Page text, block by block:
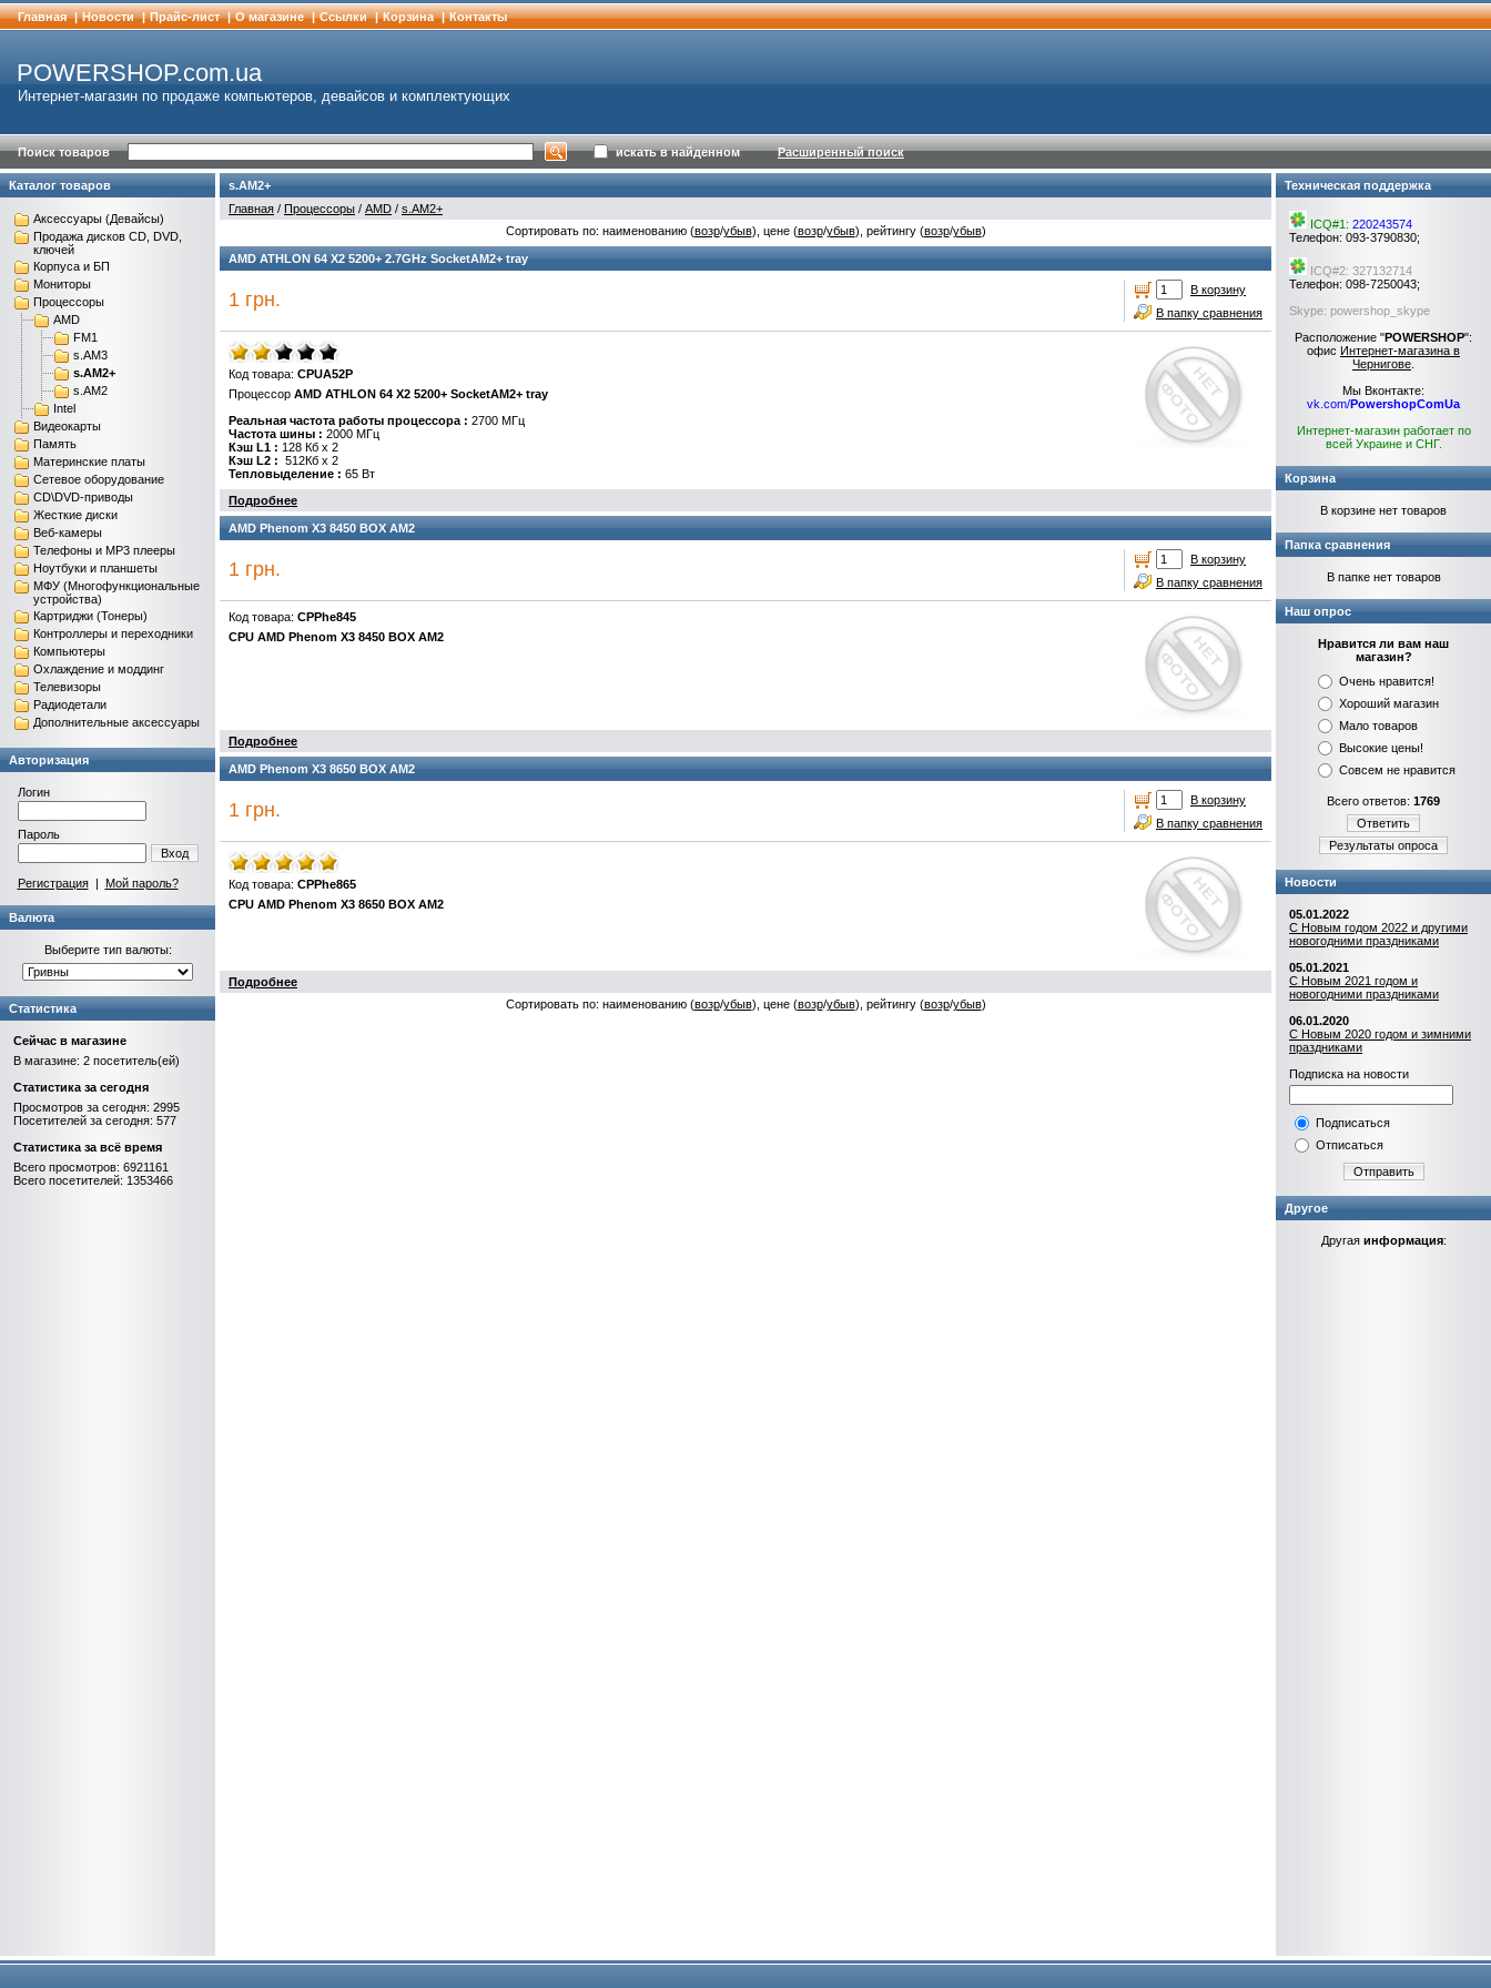
Главная | Новости | Прайс-лист | О магазине | Cсылки | Корзина | Контакты
POWERSHOP.com.ua
Интернет-магазин по продаже компьютеров, девайсов и комплектующих
Поиск товаров искать в найденном Расширенный поиск
Каталог товаров
Аксессуары (Девайсы)
Продажа дисков CD, DVD,
ключей
Корпуса и БП
Мониторы
Процессоры
AMD
FM1
s.AM3
s.AM2+
s.AM2
Intel
Видеокарты
Память
Материнские платы
Сетевое оборудование
CD\DVD-приводы
Жесткие диски
Веб-камеры
Телефоны и MP3 плееры
Ноутбуки и планшеты
МФУ (Многофункциональные
устройства)
Картриджи (Тонеры)
Контроллеры и переходники
Компьютеры
Охлаждение и моддинг
Телевизоры
Радиодетали
Дополнительные аксессуары
Авторизация
Логин
Пароль
Вход
Регистрация| Мой пароль?
Валюта
Выберите тип валюты:
Статистика
Сейчас в магазине
В магазине: 2 посетитель(ей)
Статистика за сегодня
Просмотров за сегодня: 2995
Посетителей за сегодня: 577
Статистика за всё время
Всего просмотров: 6921161
Всего посетителей: 1353466
s.AM2+
Главная / Процессоры / AMD / s.AM2+
Сортировать по: наименованию (возр/убыв), цене (возр/убыв), рейтингу (возр/убыв)
AMD ATHLON 64 Х2 5200+ 2.7GHz SocketAM2+ tray
1 грн.
В корзину
В папку сравнения
Код товара: CPUA52P
Процессор AMD ATHLON 64 Х2 5200+ SocketAM2+ tray
Реальная частота работы процессора : 2700 МГц
Частота шины : 2000 МГц
Кэш L1 : 128 Кб x 2
Кэш L2 : 512Кб x 2
Тепловыделение : 65 Вт
Подробнее
AMD Phenom X3 8450 BOX AM2
1 грн.
В корзину
В папку сравнения
Код товара: CPPhe845
CPU AMD Phenom X3 8450 BOX AM2
Подробнее
AMD Phenom X3 8650 BOX AM2
1 грн.
В корзину
В папку сравнения
Код товара: CPPhe865
CPU AMD Phenom X3 8650 BOX AM2
Подробнее
Сортировать по: наименованию (возр/убыв), цене (возр/убыв), рейтингу (возр/убыв)
Техническая поддержка
ICQ#1: 220243574
Телефон: 093-3790830;
ICQ#2: 327132714
Телефон: 098-7250043;
Skype: powershop_skype
Расположение "POWERSHOP":
офис Интернет-магазина в
Чернигове
Мы Вконтакте:
vk.com/PowershopComUa
Интернет-магазин работает по
всей Украине и СНГ.
Корзина
В корзине нет товаров
Папка сравнения
В папке нет товаров
Наш опрос
Нравится ли вам наш
магазин?
Очень нравится!
Хороший магазин
Мало товаров
Высокие цены!
Совсем не нравится
Всего ответов: 1769
Ответить
Результаты опроса
Новости
05.01.2022
С Новым годом 2022 и другими
новогодними праздниками
05.01.2021
С Новым 2021 годом и
новогодними праздниками
06.01.2020
С Новым 2020 годом и зимними
праздниками
Подписка на новости
Подписаться
Отписаться
Отправить
Другое
Другая информация: